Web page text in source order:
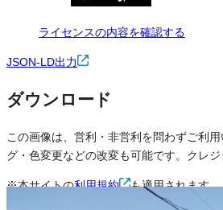
ライセンスの内容を確認する
JSON-LD出力
ダウンロード
この画像は、営利・非営利を問わずご利
グ・色変更などの改変も可能です。クレジ
※本サイトの利用規約 も適用されます。